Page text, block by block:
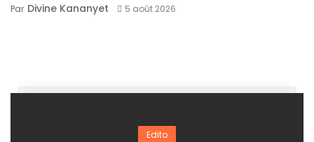
Par Divine Kananyet 5 août 2026
Edito